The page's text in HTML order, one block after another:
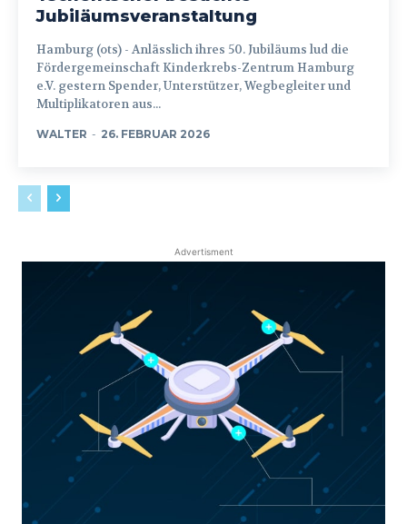
Jubiläumsveranstaltung
Hamburg (ots) - Anlässlich ihres 50. Jubiläums lud die
Fördergemeinschaft Kinderkrebs-Zentrum Hamburg
e.V. gestern Spender, Unterstützer, Wegbegleiter und
Multiplikatoren aus...
WALTER - 26. FEBRUAR 2026
Advertisment